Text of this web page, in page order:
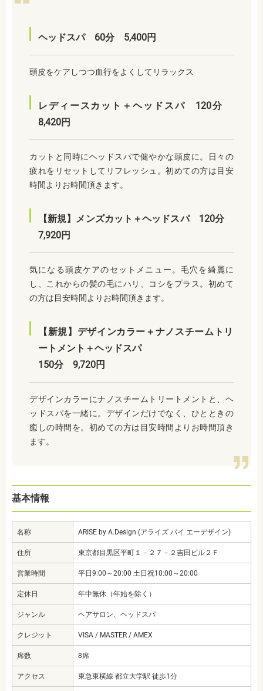
ヘッドスパ 60分 5,400円
頭皮をケアしつつ血行をよくしてリラックス
レディースカット＋ヘッドスパ 120分
8,420円
カットと同時にヘッドスパで健やかな頭皮に。日々の
疲れをリセットしてリフレッシュ。初めての方は目安
時間よりお時間頂きます。
【新規】メンズカット＋ヘッドスパ 120分
7,920円
気になる頭皮ケアのセットメニュー。毛穴を綺麗に
し、これからの髪の毛にハリ、コシをプラス。初めて
の方は目安時間よりお時間頂きます。
【新規】デザインカラー＋ナノスチームトリ
ートメント＋ヘッドスパ
150分 9,720円
デザインカラーにナノスチームトリートメントと、ヘ
ッドスパを一緒に。デザインだけでなく、ひとときの
癒しの時間を。初めての方は目安時間よりお時間頂き
ます。
基本情報
名称 ARISE by A.Design (アライズ バイ エーデザイン)
住所 東京都目黒区平町１－２７－２吉田ビル２Ｆ
営業時間 平日9:00～20:00 土日祝10:00～20:00
定休日 年中無休（年始を除く）
ジャンル ヘアサロン、ヘッドスパ
クレジット VISA / MASTER / AMEX
席数 8席
アクセス 東急東横線 都立大学駅 徒歩1分